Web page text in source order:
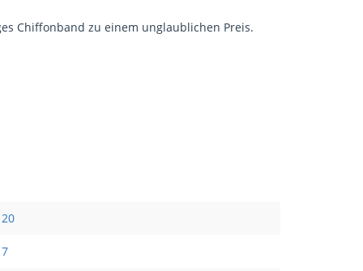
Chiffonband zu einem unglaublichen Preis.
20
7